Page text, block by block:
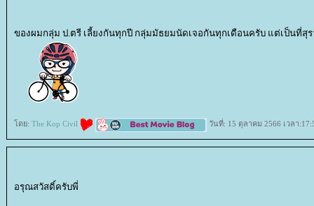
ของผมกลุ่ม ป.ตรี เลี้ยงกันทุกปี กลุ่มมัธยมนัดเจอกันทุกเดือนครับ แต่เป็นที่สุ
ดย: The Kop Civil วันที่: 15 ตุลาคม 2566 เวลา
อรุณสวัสดิ์ครับพี่